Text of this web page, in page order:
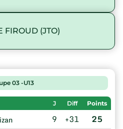
FIROUD (JTO)
03 -U13
J Diff Points
9 +31 25